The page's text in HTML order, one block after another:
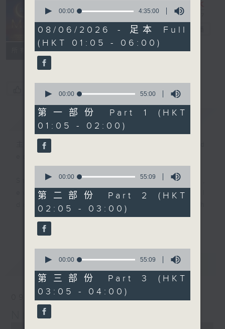
所有集數
on Radio 3
電台直播
聯絡
您喜歡這個節目嗎?
簡介 GIST
主持人：Music for night owls and
Stay with us throughout the night,
every night, from 1.05am until
dawn, as we slowly wake up with
you. Enjoy the non-stop mellow
side of the 70s to the 90s at
grow in pace, moving you towards
the 2000s and a perfect morning
Seven days a week from 1.05am...
最新 LATEST
Night Music on Radio 3
seconds
4
hours,
35
minutes,
0
seconds
00:00 4:35:00
08/06/2026 - 足本 Full
(HKT 01:05 - 06:00)
seconds
55
minutes,
0
seconds
00:00 55:00
第一部份 Part 1 (HKT
01:05 - 02:00)
seconds
55
minutes,
9
seconds
00:00 55:09
第二部份 Part 2 (HKT
02:05 - 03:00)
seconds
55
minutes,
9
seconds
00:00 55:09
第三部份 Part 3 (HKT
03:05 - 04:00)